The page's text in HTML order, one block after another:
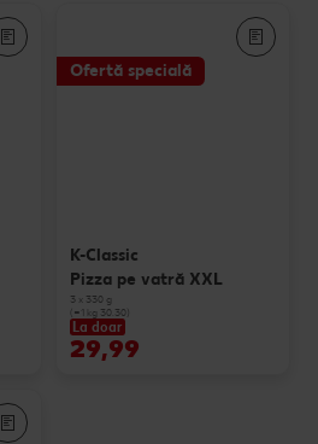
Ofertă specială
K-Classic
Pizza pe vatră XXL
3 x 330 g
(=1 kg 30.30)
La doar
29,99